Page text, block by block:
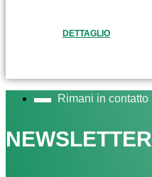
DETTAGLIO
Rimani in contatto
NEWSLETTER